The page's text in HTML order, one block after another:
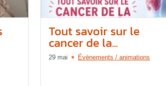
Tout savoir sur le
cancer de la...
29 mai Événements / animations